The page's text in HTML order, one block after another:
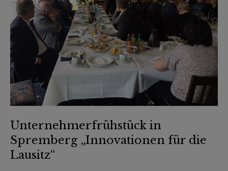
Unternehmerfrühstück in
Spremberg „Innovationen für die
Lausitz“